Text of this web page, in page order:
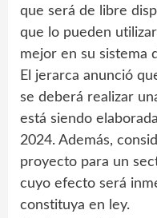
que será de libre
que lo pueden
mejor en su sistema
El jerarca anunció
se deberá realizar
está siendo
2024. Además,
proyecto para un
cuyo efecto será
constituya en ley.